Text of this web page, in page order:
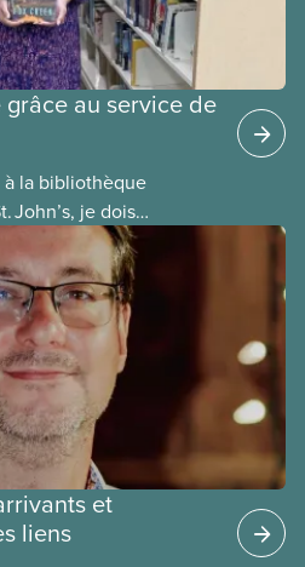
au service de
la bibliothèque
John’s, je dois
d’ouvrages aux
qui utilisent ce
livres en caractères
et des livres audio.
précisé le type de
d’abord des livres en
première rencontre me
de mieux évaluer
et
liens